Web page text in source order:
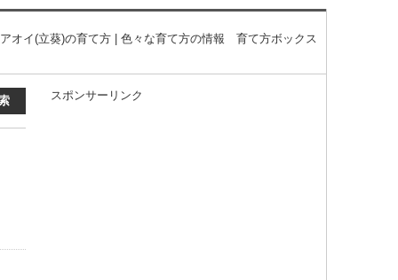
オイ(立葵)の育て方 | 色々な育て方の情報 育て方ボックス
スポンサーリンク